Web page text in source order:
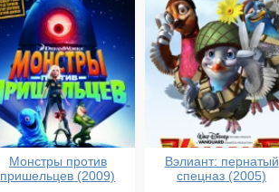
Монстры против
пришельцев (2009)
Вэлиант: пернатый
спецназ (2005)